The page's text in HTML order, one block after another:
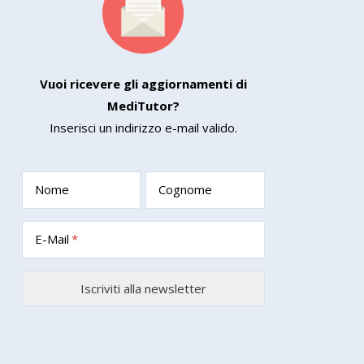
Vuoi ricevere gli aggiornamenti di
MediTutor?
Inserisci un indirizzo e-mail valido.
Nome Cognome
E-Mail